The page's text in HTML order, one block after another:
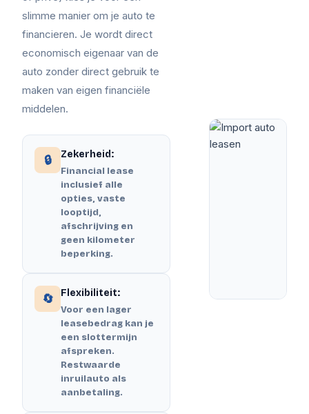
slimme manier om je auto te
financieren. Je wordt direct
economisch eigenaar van de
auto zonder direct gebruik te
maken van eigen financiële
middelen.
🔒 Zekerheid:
Financial lease
inclusief alle
opties, vaste
looptijd,
afschrijving en
geen kilometer
beperking.
🔄 Flexibiliteit:
Voor een lager
leasebedrag kan je
een slottermijn
afspreken.
Restwaarde
inruilauto als
aanbetaling.